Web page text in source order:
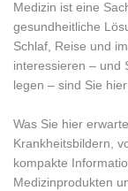
Medizin ist eine
gesundheitliche
Schlaf, Reise und
interessieren – und
legen – sind Sie
Was Sie hier
Krankheitsbildern,
kompakte
Medizinprodukten